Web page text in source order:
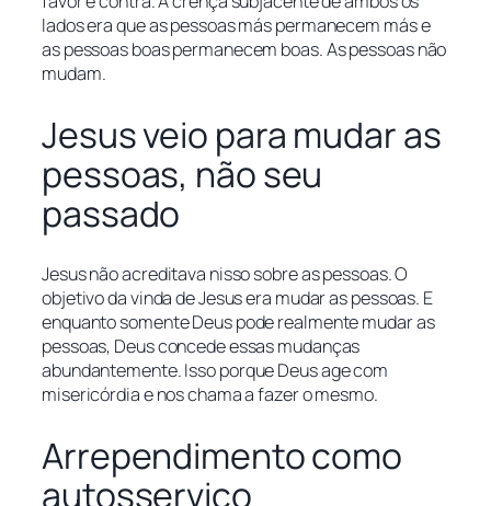
lados era que as pessoas más permanecem más e
as pessoas boas permanecem boas.As pessoas não
mudam.
Jesus veio para mudar as
pessoas, não seu
passado
Jesus não acreditava nisso sobre as pessoas. O
objetivo da vinda de Jesus era mudar as pessoas. E
enquanto somente Deus pode realmente mudar as
pessoas, Deus concede essas mudanças
abundantemente.Isso porque Deus age com
misericórdia e nos chama a fazer o mesmo.
Arrependimento como
autosserviço